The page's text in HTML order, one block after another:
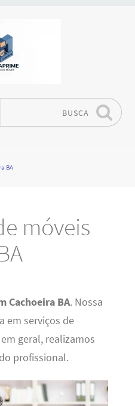
BUSCA
BA
móveis
Cachoeira BA. Nossa
em serviços de
geral, realizamos
profissional.